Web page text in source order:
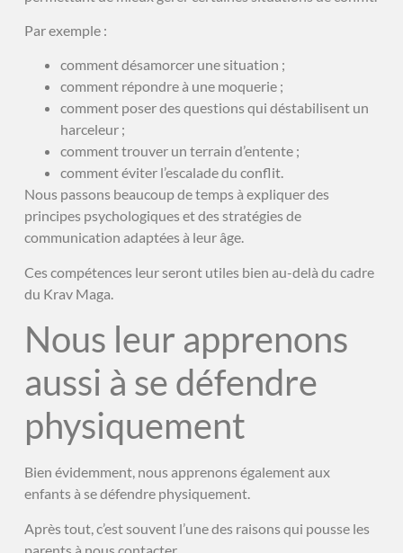
Par exemple :
comment désamorcer une situation ;
comment répondre à une moquerie ;
comment poser des questions qui déstabilisent un
harceleur ;
comment trouver un terrain d’entente ;
comment éviter l’escalade du conflit.
Nous passons beaucoup de temps à expliquer des
principes psychologiques et des stratégies de
communication adaptées à leur âge.
Ces compétences leur seront utiles bien au-delà du cadre
du Krav Maga.
Nous leur apprenons
aussi à se défendre
physiquement
Bien évidemment, nous apprenons également aux
enfants à se défendre physiquement.
Après tout, c’est souvent l’une des raisons qui pousse les
parents à nous contacter.